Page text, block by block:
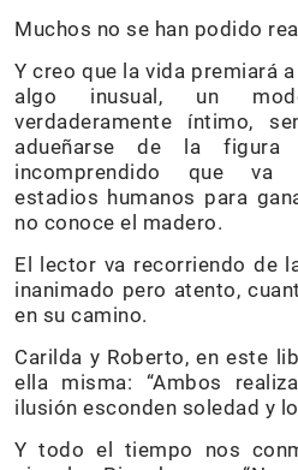
Muchos no se han podido
Y creo que la vida premiará
algo inusual, un
verdaderamente íntimo,
adueñarse de la figura
incomprendido que va
estadios humanos para
no conoce el madero.
El lector va recorriendo de
inanimado pero atento,
en su camino.
Carilda y Roberto, en este
ella misma: “Ambos
ilusión esconden soledad y
Y todo el tiempo nos